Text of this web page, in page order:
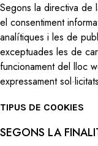
Segons la directiva de
el consentiment
analítiques i les de
exceptuades les de
funcionament del lloc
expressament
TIPUS DE COOKIES
SEGONS LA